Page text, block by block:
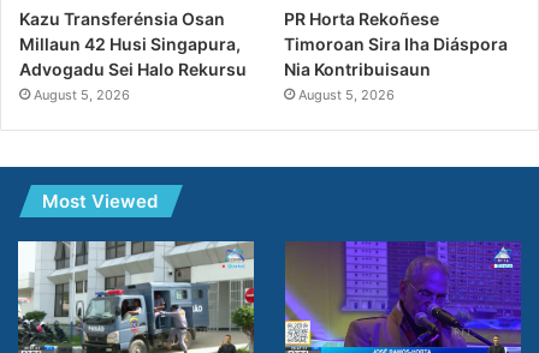
Kazu Transferénsia Osan
Millaun 42 Husi Singapura,
Advogadu Sei Halo Rekursu
August 5, 2026
PR Horta Rekoñese
Timoroan Sira Iha Diáspora
Nia Kontribuisaun
August 5, 2026
Most Viewed